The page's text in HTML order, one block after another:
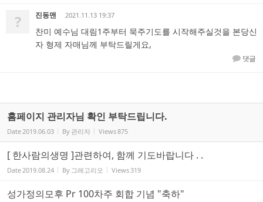
? 진동맨 2021.11.13 19:37
찬미 예수님 대림1주부터 묵주기도를 시작해주실것을 본당신
자 형제 자매님께 부탁드릴게요,
댓글
홈페이지 관리자님 확인 부탁드립니다.
Date2019.06.03 By 관리자 Views875
[ 한사람의생명 ]관련하여, 함께 기도바랍니다 . .
Date2019.08.24 By 그레고리오 Views319
성가정의모후 Pr 100차주 회합 기념 "축하"